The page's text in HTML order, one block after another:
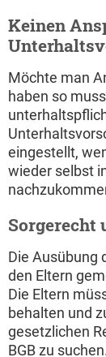
Keinen
Möchte man
haben so
eingestellt,
wieder selbst
Sorgerecht
Die Ausübung
den Eltern
Die Eltern
behalten und
gesetzlichen
BGB zu